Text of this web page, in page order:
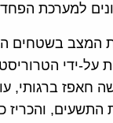
למערכת
המצב בשטחים
ידי
שעשה חאפז ברגותי,
התשעים, והכריז